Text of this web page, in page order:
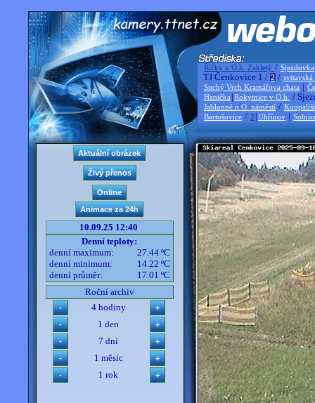
Říčky v O.h. Zakletý / Sjezdovka
TJ Čenkovice 1 / 2 / svitavská
Suchý Vrch Kramářova chata |
Hanička |Rokytnice v O.h. /
Jablonné n O. náměstí /
Bartošovice / 2 |Uhřínov |
10.09.25 12:40
Denní teploty:
denní maximum:
27.44 ºC
denní minimum:
14.22 ºC
denní průměr:
17.01 ºC
Roční archiv
4 hodiny
1 den
7 dní
1 měsíc
1 rok